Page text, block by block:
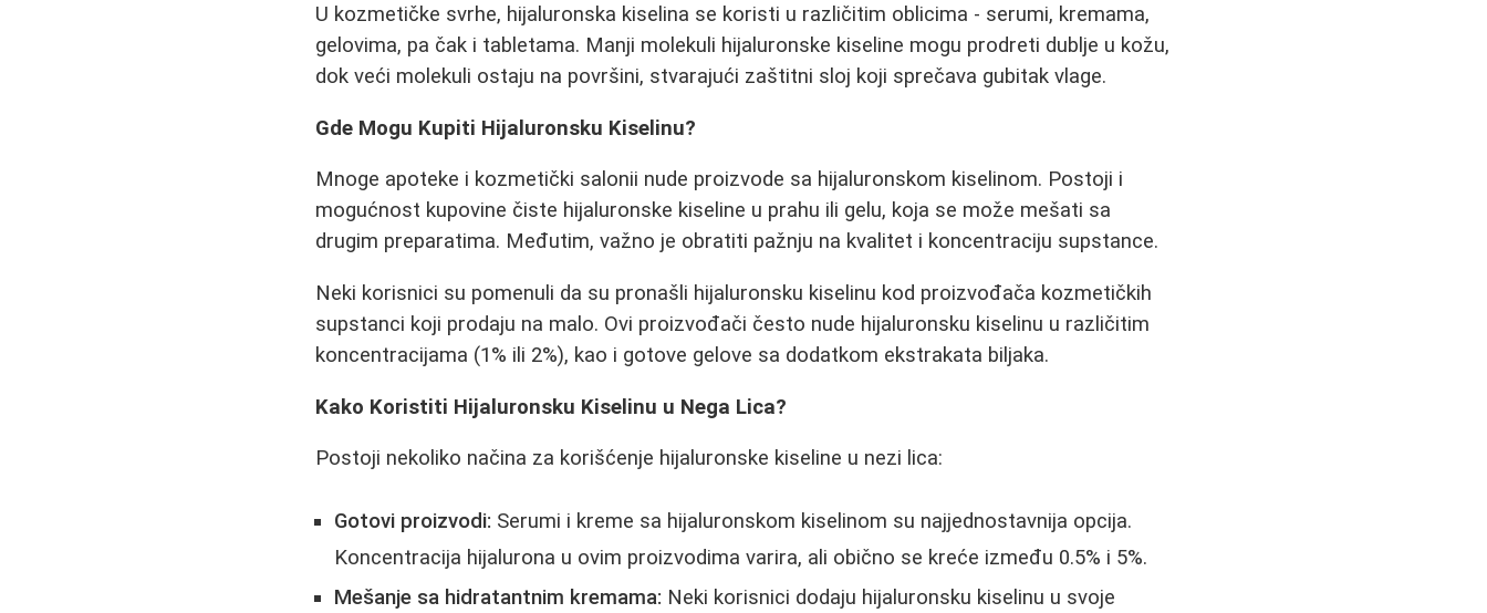
U kozmetičke svrhe, hijaluronska kiselina se koristi u različitim oblicima - serumi, kremama,
gelovima, pa čak i tabletama. Manji molekuli hijaluronske kiseline mogu prodreti dublje u kožu,
dok veći molekuli ostaju na površini, stvarajući zaštitni sloj koji sprečava gubitak vlage.
Gde Mogu Kupiti Hijaluronsku Kiselinu?
Mnoge apoteke i kozmetički salonii nude proizvode sa hijaluronskom kiselinom. Postoji i
mogućnost kupovine čiste hijaluronske kiseline u prahu ili gelu, koja se može mešati sa
drugim preparatima. Međutim, važno je obratiti pažnju na kvalitet i koncentraciju supstance.
Neki korisnici su pomenuli da su pronašli hijaluronsku kiselinu kod proizvođača kozmetičkih
supstanci koji prodaju na malo. Ovi proizvođači često nude hijaluronsku kiselinu u različitim
koncentracijama (1% ili 2%), kao i gotove gelove sa dodatkom ekstrakata biljaka.
Kako Koristiti Hijaluronsku Kiselinu u Nega Lica?
Postoji nekoliko načina za korišćenje hijaluronske kiseline u nezi lica:
Gotovi proizvodi: Serumi i kreme sa hijaluronskom kiselinom su najjednostavnija opcija.
Koncentracija hijalurona u ovim proizvodima varira, ali obično se kreće između 0.5% i 5%.
Mešanje sa hidratantnim kremama: Neki korisnici dodaju hijaluronsku kiselinu u svoje